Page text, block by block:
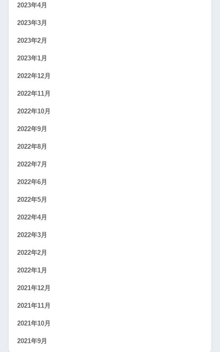
2023年4月
2023年3月
2023年2月
2023年1月
2022年12月
2022年11月
2022年10月
2022年9月
2022年8月
2022年7月
2022年6月
2022年5月
2022年4月
2022年3月
2022年2月
2022年1月
2021年12月
2021年11月
2021年10月
2021年9月